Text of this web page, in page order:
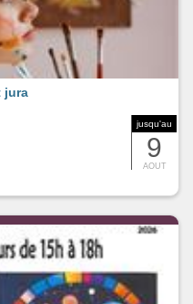
jusqu'au
9
AOUT
jura